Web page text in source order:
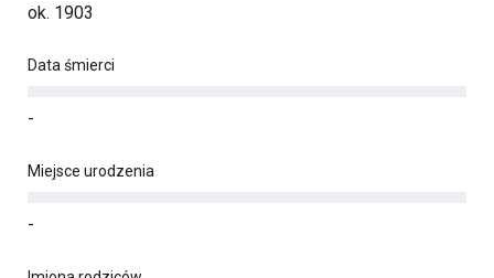
ok. 1903
Data śmierci
-
Miejsce urodzenia
-